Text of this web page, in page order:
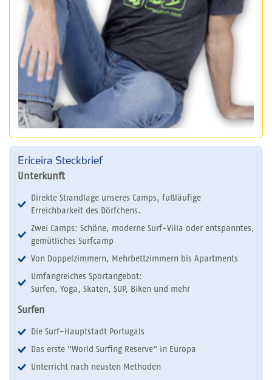
Ericeira Steckbrief
Unterkunft
Direkte Strandlage unseres Camps, fußläufige
Erreichbarkeit des Dörfchens.
Zwei Camps: Schöne, moderne Surf-Villa oder entspanntes,
gemütliches Surfcamp
Von Doppelzimmern, Mehrbettzimmern bis Apartments
Umfangreiches Sportangebot:
Surfen, Yoga, Skaten, SUP, Biken und mehr
Surfen
Die Surf-Hauptstadt Portugals
Das erste "World Surfing Reserve" in Europa
Unterricht nach neusten Methoden